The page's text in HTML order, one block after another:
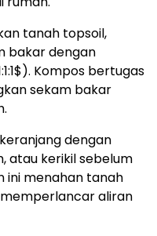
tanah topsoil,
bakar dengan
). Kompos bertugas
sekam bakar
dengan
atau kerikil sebelum
ini menahan tanah
aliran